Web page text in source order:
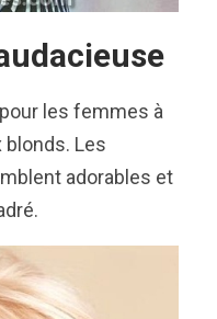
les femmes à
blonds. Les
adorables et